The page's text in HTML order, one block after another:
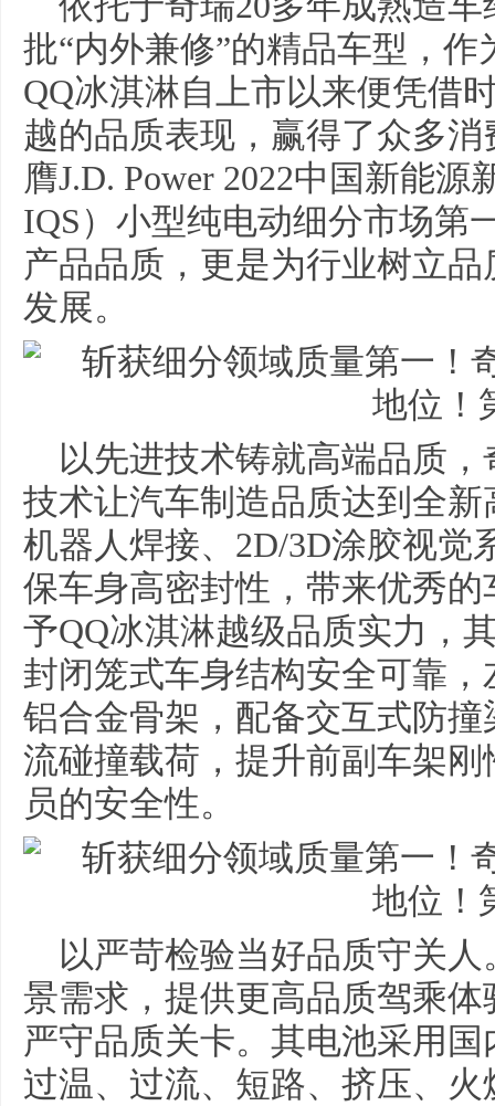
批“内外兼修”的精品车型，
QQ冰淇淋自上市以来便凭借
越的品质表现，赢得了众多
膺J.D. Power 2022中国新能
IQS）小型纯电动细分市场第
产品品质，更是为行业树立
发展。
以先进技术铸就高端品质
技术让汽车制造品质达到全
机器人焊接、2D/3D涂胶视觉
保车身高密封性，带来优秀
予QQ冰淇淋越级品质实力，
封闭笼式车身结构安全可靠
铝合金骨架，配备交互式防
流碰撞载荷，提升前副车架
员的安全性。
以严苛检验当好品质守关
景需求，提供更高品质驾乘
严守品质关卡。其电池采用
过温、过流、短路、挤压、